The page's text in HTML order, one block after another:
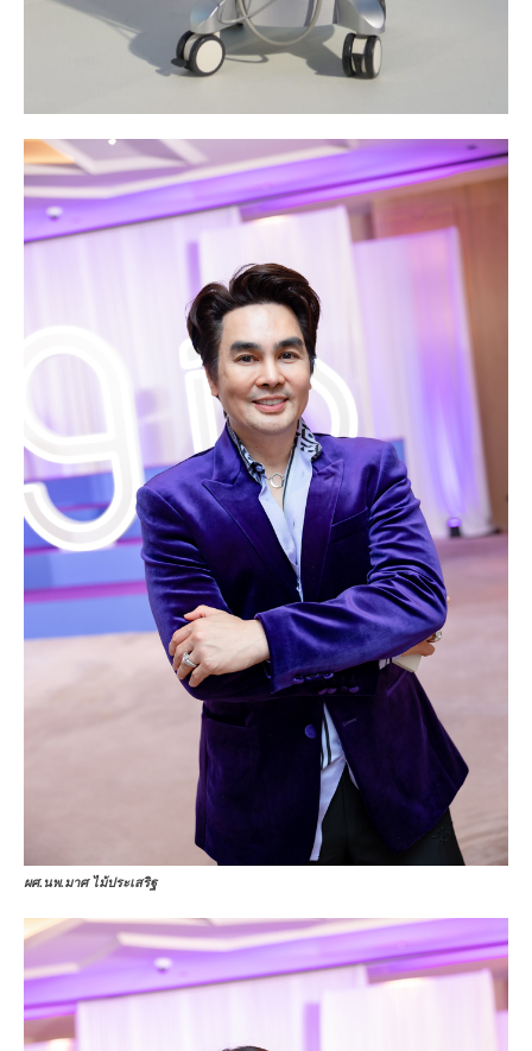
ผศ.นพ.มาศ ไม้ประเสริฐ